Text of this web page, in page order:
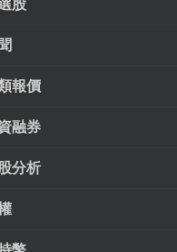
股
報價
融券
分析